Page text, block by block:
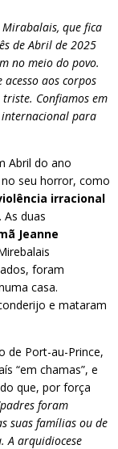
Mirabalais, que fica
de Abril de 2025
no meio do povo.
aos corpos
Confiamos em
internacional para
Abril do ano
seu horror, como
irracional
. As duas
Jeanne
foram
casa.
e mataram
de Port-au-Prince,
“em chamas”, e
que, por força
foram
suas famílias ou de
A arquidiocese